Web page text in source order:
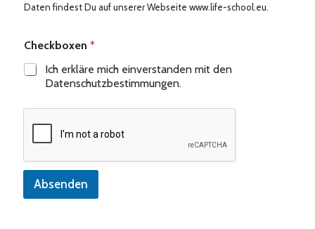
Daten findest Du auf unserer Webseite www.life-school.eu.
Checkboxen *
Ich erkläre mich einverstanden mit den
Datenschutzbestimmungen.
Absenden